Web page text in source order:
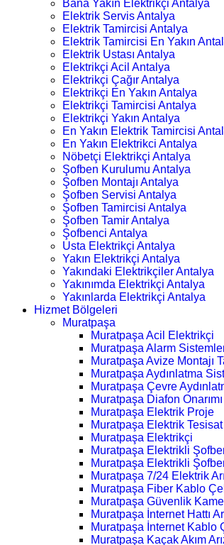
Bana Yakın Elektrikçi Antalya
Elektrik Servis Antalya
Elektrik Tamircisi Antalya
Elektrik Tamircisi En Yakın
Elektrik Ustası Antalya
Elektrikçi Acil Antalya
Elektrikçi Çağır Antalya
Elektrikçi En Yakın Antalya
Elektrikçi Tamircisi Antalya
Elektrikçi Yakın Antalya
En Yakın Elektrik Tamircisi
En Yakın Elektrikci Antalya
Nöbetçi Elektrikçi Antalya
Şofben Kurulumu Antalya
Şofben Montajı Antalya
Şofben Servisi Antalya
Şofben Tamircisi Antalya
Şofben Tamir Antalya
Şofbenci Antalya
Usta Elektrikçi Antalya
Yakın Elektrikçi Antalya
Yakındaki Elektrikçiler Antalya
Yakınımda Elektrikçi Antalya
Yakınlarda Elektrikçi Antalya
Hizmet Bölgeleri
Muratpaşa
Muratpaşa Acil Elektrikçi
Muratpaşa Alarm
Muratpaşa Avize Montajı
Muratpaşa Aydınlatma
Muratpaşa Çevre
Muratpaşa Diafon Onarımı
Muratpaşa Elektrik Proje
Muratpaşa Elektrik
Muratpaşa Elektrikçi
Muratpaşa Elektrikli
Muratpaşa Elektrikli
Muratpaşa 7/24 Elektrik
Muratpaşa Fiber Kablo
Muratpaşa Güvenlik
Muratpaşa İnternet Hattı
Muratpaşa İnternet Kablo
Muratpaşa Kaçak Akım